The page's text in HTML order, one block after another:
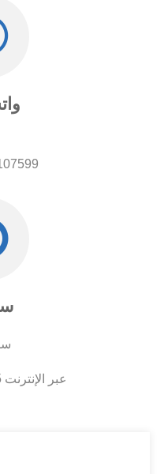
عبر الإنترنت 365 يومًا في اليوم